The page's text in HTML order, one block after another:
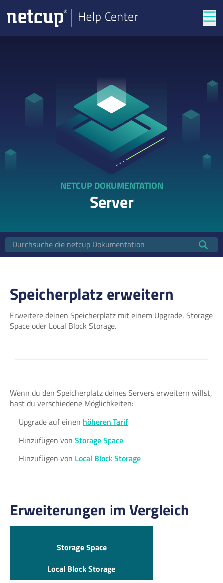
NETCUP DOKUMENTATION
Server
Speicherplatz erweitern
Erweitere deinen Speicherplatz mit einem Upgrade, Storage
Space oder Local Block Storage.
Wenn du den Speicherplatz deines Servers erweitern willst,
hast du verschiedene Möglichkeiten:
Upgrade auf einen höheren Tarif
Hinzufügen von Storage Space
Hinzufügen von Local Block Storage
Erweiterungen im Vergleich
Storage Space
Local Block Storage